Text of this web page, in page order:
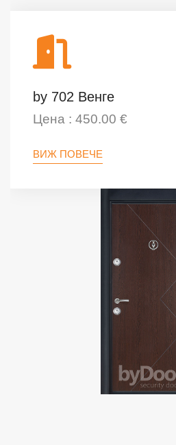
by 702 Венге
Цена : 450.00 €
ВИЖ ПОВЕЧЕ